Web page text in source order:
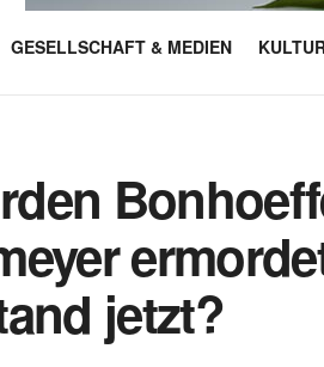
GESELLSCHAFT & MEDIEN
jetzt?